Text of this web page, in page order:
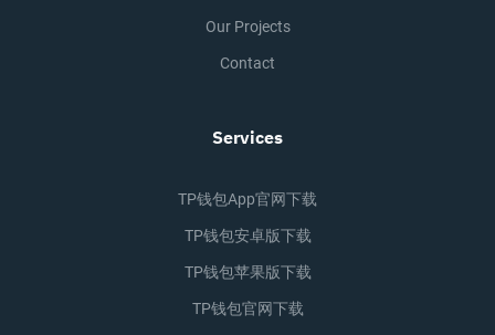
Our Projects
Contact
Services
TP钱包app官网下载
TP钱包安卓版下载
TP钱包苹果版下载
TP钱包官网下载